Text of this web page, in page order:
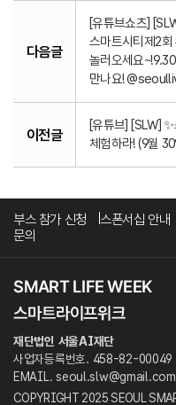
다음글
[유튜브쇼츠]
스마트시티제2
놀러오세요
만나요!
이전글
[유튜브] [SLW]
체험하라! (9월
부스 참가 신청 스폰서십 안내
문의
재단법인 서울AI재단
사업자등록번호. 458-82-00049
EMAIL. seoul.slw@gmail.com
COPYRIGHT 2025 SEOUL